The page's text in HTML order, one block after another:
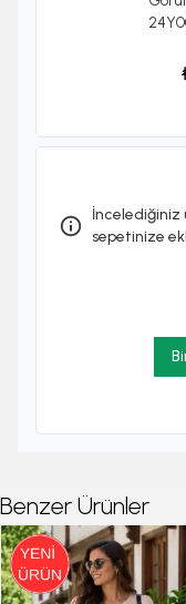
İncelediğiniz
sepetinize
Benzer Ürünler